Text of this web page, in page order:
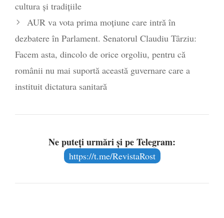
cultura și tradițiile
AUR va vota prima moțiune care intră în
dezbatere în Parlament. Senatorul Claudiu Târziu:
Facem asta, dincolo de orice orgoliu, pentru că
românii nu mai suportă această guvernare care a
instituit dictatura sanitară
Ne puteți urmări și pe Telegram:
https://t.me/RevistaRost